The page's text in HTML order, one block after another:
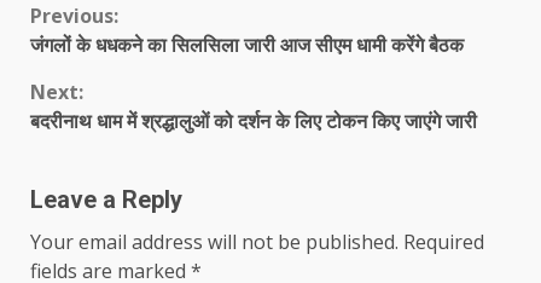
Continue
Previous:
जंगलों के धधकने का सिलसिला जारी आज सीएम धामी करेंगे बैठक
Next:
बदरीनाथ धाम में श्रद्धालुओं को दर्शन के लिए टोकन किए जाएंगे जारी
Leave a Reply
Your email address will not be published. Required
fields are marked *